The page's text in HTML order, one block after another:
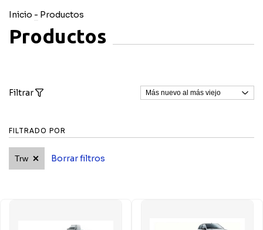
Inicio - Productos
Productos
Filtrar
FILTRADO POR
Trw Borrar filtros